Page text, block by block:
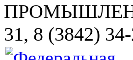
31, 8 (3842)